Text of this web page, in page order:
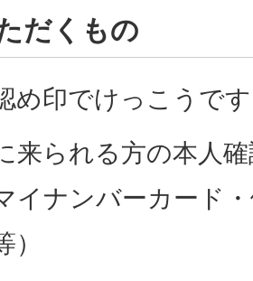
だくもの
め印でけっこうで
来られる方の本人
イナンバーカード